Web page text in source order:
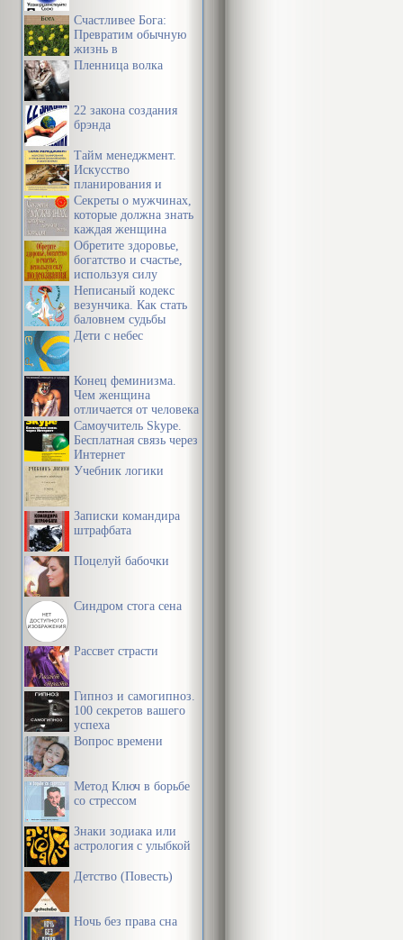
Счастливее Бога:
Превратим обычную
жизнь в
необыкновенное
Пленница волка
22 закона создания
брэнда
Тайм менеджмент.
Искусство
планирования и
управления своим
временем и своей
жизнью
Секреты о мужчинах,
которые должна знать
каждая женщина
Обретите здоровье,
богатство и счастье,
используя силу
подсознания
Неписаный кодекс
везунчика. Как стать
баловнем судьбы
Дети с небес
Конец феминизма.
Чем женщина
отличается от человека
Самоучитель Skype.
Бесплатная связь через
Интернет
Учебник логики
Записки командира
штрафбата
Поцелуй бабочки
Синдром стога сена
Рассвет страсти
Гипноз и самогипноз.
100 секретов вашего
успеха
Вопрос времени
Метод Ключ в борьбе
со стрессом
Знаки зодиака или
астрология с улыбкой
Детство (Повесть)
Ночь без права сна